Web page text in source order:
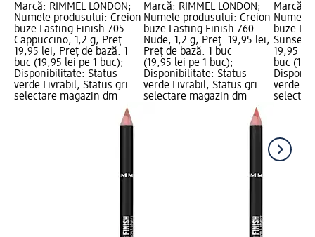
Marcă: RIMMEL LONDON;
Numele produsului: Creion
buze Lasting Finish 705
Cappuccino, 1,2 g; Preț:
19,95 lei; Preț de bază: 1
buc (19,95 lei pe 1 buc);
Disponibilitate: Status
verde Livrabil, Status gri
selectare magazin dm
Marcă: RIMMEL LONDON;
Numele produsului: Creion
buze Lasting Finish 760
Nude, 1,2 g; Preț: 19,95 lei;
Preț de bază: 1 buc
(19,95 lei pe 1 buc);
Disponibilitate: Status
verde Livrabil, Status gri
selectare magazin dm
Marcă:
Numele
buze
Sunset
19,95
buc
verde